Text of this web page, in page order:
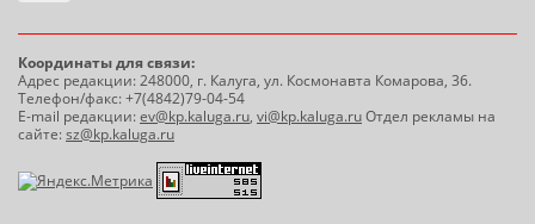
Координаты для связи:
Адрес редакции: 248000, г. Калуга, ул. Космонавта Комарова, 36.
Телефон/факс: +7(4842)79-04-54
E-mail редакции:ev@kp.kaluga.ru, vi@kp.kaluga.ruОтдел рекламы на
сайте:sz@kp.kaluga.ru